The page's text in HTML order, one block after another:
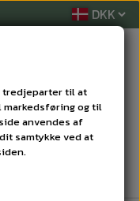
tredjeparter til at
og til
anvendes af
samtykke ved at